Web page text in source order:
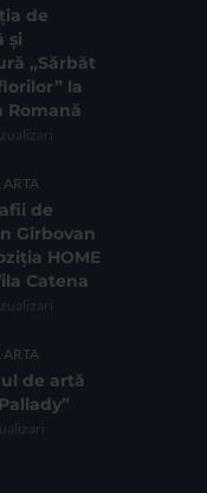
de
și
„Sărbăt
la
Romană
ARTA
de
Gîrbovan
HOME
Catena
ARTA
de artă